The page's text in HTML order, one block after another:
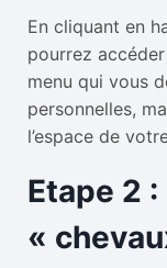
En cliquant en
pourrez
menu qui vous
personnelles,
l’espace de
Etape 2
«